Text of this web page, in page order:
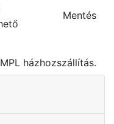
Mentés
házhozszállítás.